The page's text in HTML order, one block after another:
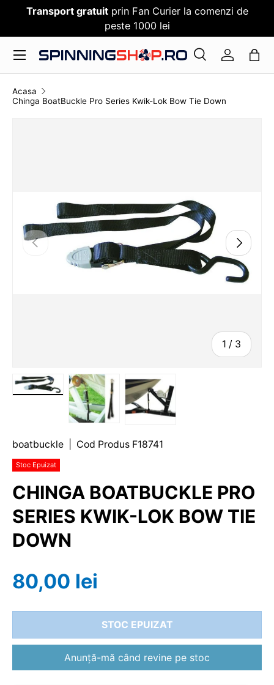
SARI PESTE CONTENT
Transport gratuitprin Fan Curier la comenzi de
peste 1000 lei
Cauta
CautaLog in
Meniu
Acasa
Chinga BoatBuckle Pro Series Kwik-Lok Bow Tie Down
1 / 3
boatbuckle Cod Produs F18741
Stoc Epuizat
CHINGA BOATBUCKLE PRO
SERIES KWIK-LOK BOW TIE
DOWN
80,00 lei
STOC EPUIZAT
Anunță-mă când revine pe stoc